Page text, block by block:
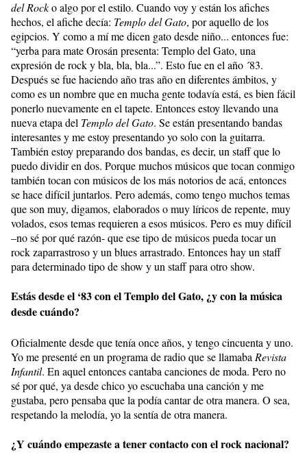
del Rocko algo por el estilo. Cuando voy y están los afiches
hechos, el afiche decía: Templo del Gato, por aquello de los
egipcios. Y como a mí me dicen gato desde niño... entonces fue:
“yerba para mate Orosán presenta: Templo del Gato, una
expresión de rock y bla, bla, bla...”. Esto fue en el año ´83.
Después se fue haciendo año tras año en diferentes ámbitos, y
como es un nombre que en mucha gente todavía está, es bien fácil
ponerlo nuevamente en el tapete. Entonces estoy llevando una
nueva etapa del Templo del Gato. Se están presentando bandas
interesantes y me estoy presentando yo solo con la guitarra.
También estoy preparando dos bandas, es decir, un staff que lo
puedo dividir en dos. Porque muchos músicos que tocan conmigo
también tocan con músicos de los más notorios de acá, entonces
se hace difícil juntarlos. Pero además, como tengo muchos temas
que son muy, digamos, elaborados o muy líricos de repente, muy
volados, esos temas requieren a esos músicos. Pero es muy difícil
–no sé por qué razón- que ese tipo de músicos pueda tocar un
rock zaparrastroso y un blues arrastrado. Entonces hay un staff
para determinado tipo de show y un staff para otro show.
Estás desde el ‘83 con el Templo del Gato, ¿y con la música
desde cuándo?
Oficialmente desde que tenía once años, y tengo cincuenta y uno.
Yo me presenté en un programa de radio que se llamabaRevista
Infantil. En aquel entonces cantaba canciones de moda. Pero no
sé por qué, ya desde chico yo escuchaba una canción y me
gustaba, pero pensaba que la podía cantar de otra manera. O sea,
respetando la melodía, yo la sentía de otra manera.
¿Y cuándo empezaste a tener contacto con el rock nacional?